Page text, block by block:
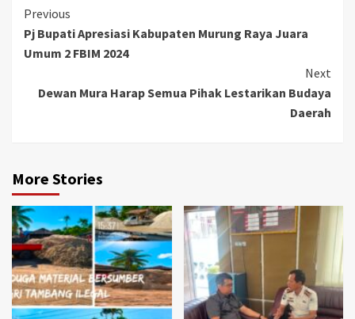
Continue
Reading
Previous
Pj Bupati Apresiasi Kabupaten Murung Raya Juara
Umum 2 FBIM 2024
Next
Dewan Mura Harap Semua Pihak Lestarikan Budaya
Daerah
More Stories